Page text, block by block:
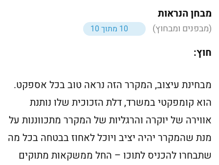
מבחן הנראות
(מבפנים ומבחוץ) 10 מתוך 10
חוץ:
מבחינת עיצוב, המקרר הזה נראה טוב בכל אספקט.
הוא קומפקטי במשרד, דלת הזכוכית שלו נותנת
אווירה של יוקרה והרגליות של המקרר מתכווננות על
מנת שהמקרר יהיה יציב ויוכל לאחוז בבטחה בכל מה
שתבחרו להכניס לתוכו – החל ממשקאות מתוקים